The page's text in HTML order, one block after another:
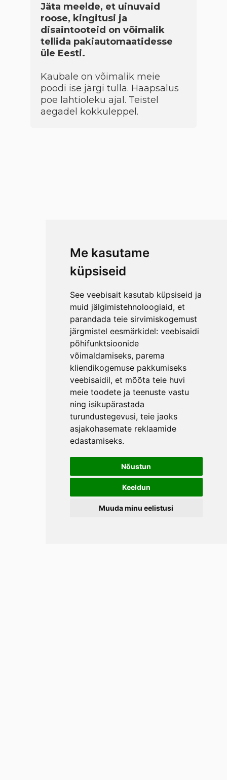
Me kasutame
küpsiseid
See veebisait kasutab küpsiseid ja
muid jälgimistehnoloogiaid, et
parandada teie sirvimiskogemust
järgmistel eesmärkidel: veebisaidi
põhifunktsioonide
võimaldamiseks, parema
kliendikogemuse pakkumiseks
veebisaidil, et mõõta teie huvi
meie toodete ja teenuste vastu
ning isikupärastada
turundustegevusi, teie jaoks
asjakohasemate reklaamide
edastamiseks.
Nõustun
Keeldun
Muuda minu eelistusi
Jäta meelde, et uinuvaid
roose, kingitusi ja
disaintooteid on võimalik
tellida pakiautomaatidesse
üle Eesti.
Kaubale on võimalik meie
poodi ise järgi tulla. Haapsalus
poe lahtioleku ajal. Teistel
aegadel kokkuleppel.